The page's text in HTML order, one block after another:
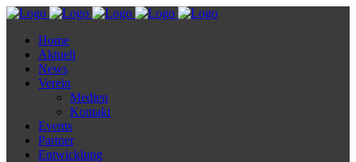
Home
Aktuell
News
Verein
Medien
Kontakt
Events
Partner
Entwicklung